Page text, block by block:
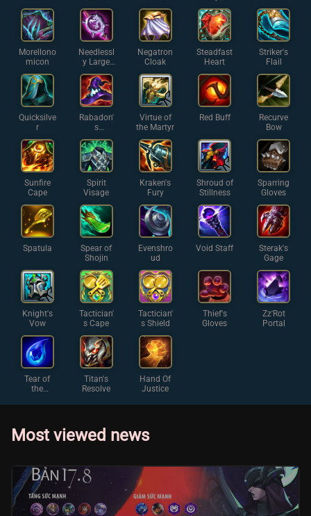
Solari
Morellono
micon
Needlessl
y Large
Rod
Negatron
Cloak
Steadfast
Heart
Striker's
Flail
Quicksilve
r
Rabadon'
s
Deathcap
Virtue of
the Martyr
Red Buff
Recurve
Bow
Sunfire
Cape
Spirit
Visage
Kraken's
Fury
Shroud of
Stillness
Sparring
Gloves
Spatula
Spear of
Shojin
Evenshro
ud
Void Staff
Sterak's
Gage
Knight's
Vow
Tactician'
s Cape
Tactician'
s Shield
Thief's
Gloves
Zz'Rot
Portal
Tear of
the
Titan's
Resolve
Hand Of
Justice
Most viewed news